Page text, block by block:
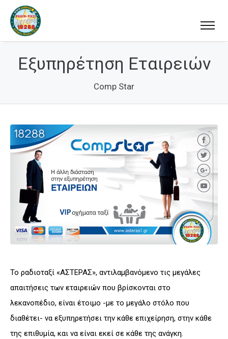
Εξυπηρέτηση Εταιρειών
Comp Star
Το ραδιοταξί «ΑΣΤΕΡΑΣ», αντιλαμβανόμενο τις μεγάλες
απαιτήσεις των εταιρειών που βρίσκονται στο
λεκανοπέδιο, είναι έτοιμο -με το μεγάλο στόλο που
διαθέτει- να εξυπηρετήσει την κάθε επιχείρηση, στην κάθε
της επιθυμία, και να είναι εκεί σε κάθε της ανάγκη.